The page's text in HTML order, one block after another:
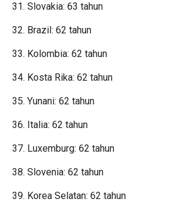
31. Slovakia: 63 tahun
32. Brazil: 62 tahun
33. Kolombia: 62 tahun
34. Kosta Rika: 62 tahun
35. Yunani: 62 tahun
36. Italia: 62 tahun
37. Luxemburg: 62 tahun
38. Slovenia: 62 tahun
39. Korea Selatan: 62 tahun